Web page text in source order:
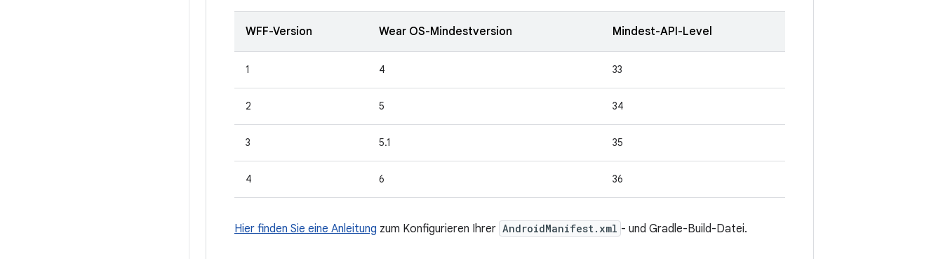
WFF-Version Wear OS-Mindestversion Mindest-API-Level
1 4 33
2 5 34
3 5.1 35
4 6 36
Hier finden Sie eine Anleitung zum Konfigurieren Ihrer AndroidManifest.xml - und Gradle-Build-Datei.